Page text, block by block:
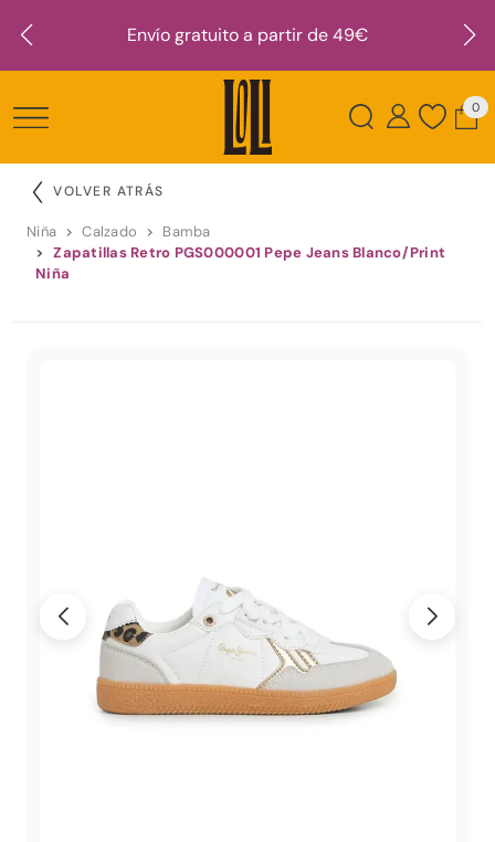
Envío gratuito a partir de 49€
0
VOLVER ATRÁS
Niña Calzado
Bamba
Zapatillas Retro PGS000001 Pepe Jeans Blanco/Print
Niña